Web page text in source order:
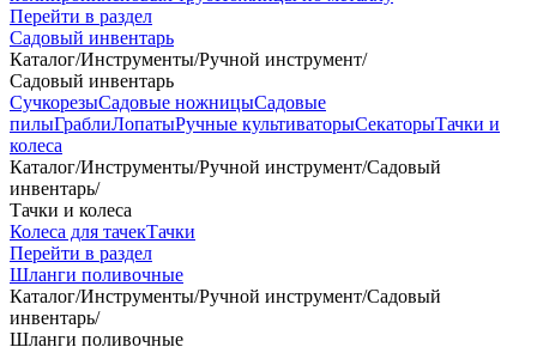
Перейти в раздел
Садовый инвентарь
Каталог/Инструменты/Ручной инструмент/
Садовый инвентарь
СучкорезыСадовые ножницыСадовые
пилыГраблиЛопатыРучные культиваторыСекаторыТачки и
колеса
Каталог/Инструменты/Ручной инструмент/Садовый
инвентарь/
Тачки и колеса
Колеса для тачекТачки
Перейти в раздел
Шланги поливочные
Каталог/Инструменты/Ручной инструмент/Садовый
инвентарь/
Шланги поливочные